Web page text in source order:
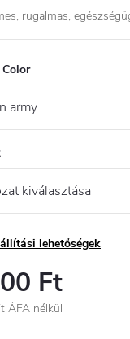
rugalmas,
lehetőségek
Ft
ÁFA nélkül